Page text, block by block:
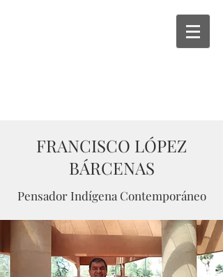
FRANCISCO LÓPEZ
BÁRCENAS
Pensador Indígena Contemporáneo